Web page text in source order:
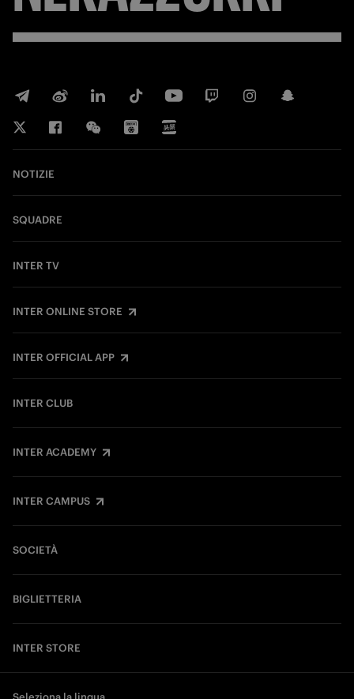
NOTIZIE
SQUADRE
INTER TV
INTER ONLINE STORE
INTER OFFICIAL APP
INTER CLUB
INTER ACADEMY
INTER CAMPUS
SOCIETÀ
BIGLIETTERIA
INTER STORE